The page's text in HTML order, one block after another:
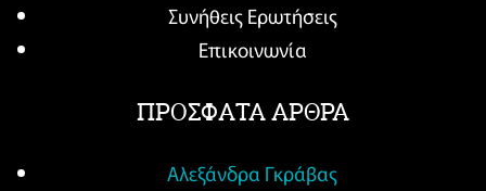
Συνήθεις Ερωτήσεις
Επικοινωνία
ΠΡΟΣΦΑΤΑ ΑΡΘΡΑ
Αλεξάνδρα Γκράβας